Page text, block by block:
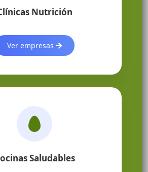
Nutrición
Ver empresas
Saludables